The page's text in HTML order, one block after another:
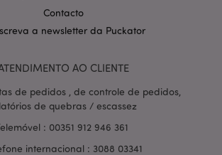
Contacto
a newsletter da Puckator
AO CLIENTE
de pedidos , de controle de pedidos,
de quebras / escassez
: 00351 912 946 361
internacional : 3088 03341